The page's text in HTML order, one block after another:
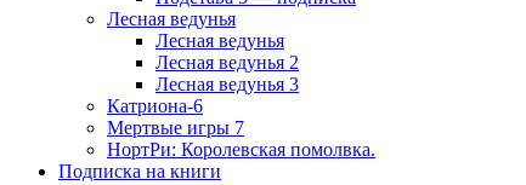
Лесная ведунья
Лесная ведунья
Лесная ведунья 2
Лесная ведунья 3
Катриона-6
Мертвые игры 7
НортРи: Королевская помолвка.
Подписка на книги